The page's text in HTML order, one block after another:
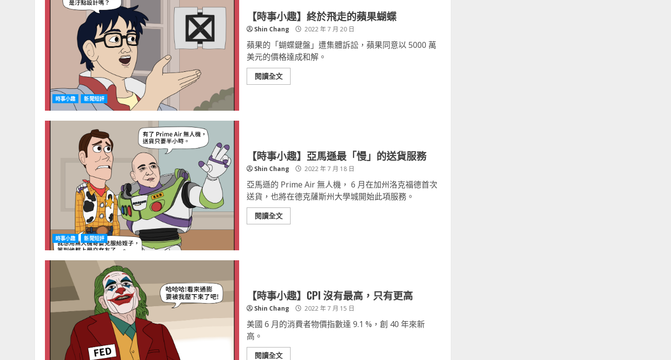
時事小趣 新聞短評
【時事小趣】終於飛走的蘋果蝴蝶
Shin Chang 2022 年 7 月 20 日
蘋果的「蝴蝶鍵盤」遭集體訴訟，蘋果同意以 5000 萬
美元的價格達成和解。
閱讀全文
時事小趣 新聞短評
【時事小趣】亞馬遜最「慢」的送貨服務
Shin Chang 2022 年 7 月 18 日
亞馬遜的 Prime Air 無人機， 6 月在加州洛克福德首次
送貨，也將在德克薩斯州大學城開始此項服務。
閱讀全文
【時事小趣】CPI 沒有最高，只有更高
Shin Chang 2022 年 7 月 15 日
美國 6 月的消費者物價指數達 9.1 %，創 40 年來新
高。
閱讀全文